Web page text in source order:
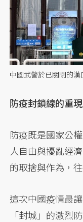
中國武警於已關閉的
防疫封鎖線的重現
防疫既是國家公
人自由與擾亂經
的取捨與作為，
這次中國疫情最
「封城」的激烈